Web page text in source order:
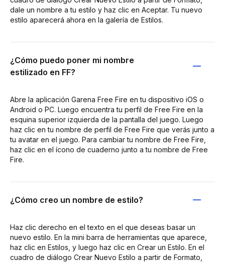
dale un nombre a tu estilo y haz clic en Aceptar. Tu nuevo
estilo aparecerá ahora en la galería de Estilos.
¿Cómo puedo poner mi nombre
estilizado en FF?
Abre la aplicación Garena Free Fire en tu dispositivo iOS o
Android o PC. Luego encuentra tu perfil de Free Fire en la
esquina superior izquierda de la pantalla del juego. Luego
haz clic en tu nombre de perfil de Free Fire que verás junto a
tu avatar en el juego. Para cambiar tu nombre de Free Fire,
haz clic en el ícono de cuaderno junto a tu nombre de Free
Fire.
¿Cómo creo un nombre de estilo?
Haz clic derecho en el texto en el que deseas basar un
nuevo estilo. En la mini barra de herramientas que aparece,
haz clic en Estilos, y luego haz clic en Crear un Estilo. En el
cuadro de diálogo Crear Nuevo Estilo a partir de Formato,